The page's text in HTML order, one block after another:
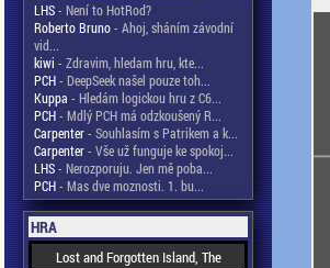
LHS- Není to HotRod?
Roberto Bruno- Ahoj, sháním závodní
vid...
kiwi - Zdravim, hledam hru, kte...
PCH- DeepSeek našel pouze toh...
Kuppa - Hledám logickou hru z C6...
PCH- Mdlý PCH má odzkoušený R...
Carpenter- Souhlasím s Patrikem a k...
Carpenter- Vše už funguje ke spokoj...
LHS- Nerozporuju. Jen mě poba...
PCH- Mas dve moznosti. 1. bu...
HRA
Lost and Forgotten Island, The